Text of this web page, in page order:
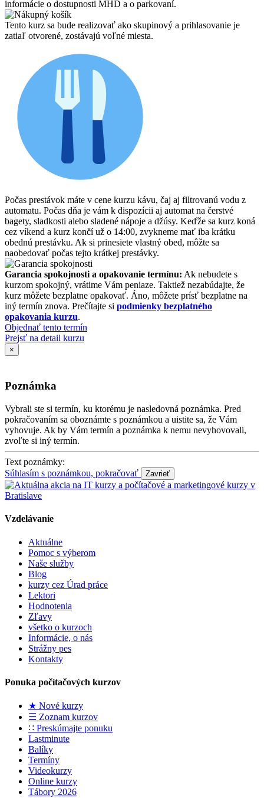
informácie o dostupnosti MHD a o parkovaní.
Tento kurz sa bude realizovať ako skupinový a prihlasovanie je
zatiaľ otvorené, zostávajú voľné miesta.
Počas prestávok máte v cene kurzu kávu, čaj aj filtrovanú vodu z
automatu. Počas dňa je vám k dispozícii aj automat na čerstvé
bagety, sladkosti alebo sladené nápoje a džúsy. Keďže sa kurz koná
cez víkend a kurz končí už o 14:00, zvykneme mať iba krátku
obednú prestávku. Ak si prinesiete vlastný obed, môžte sa
naobedovať počas tejto krátkej prestávky.
Garancia spokojnosti a opakovanie termínu: Ak nebudete s
kurzom spokojný, vrátime Vám peniaze. Taktiež nezabúdajte, že
kurz môžete bezplatne opakovať. Áno, môžete prísť bezplatne na
iný termín znova. Prečítajte si podmienky bezplatného
opakovania kurzu.
Objednať tento termín
Prejsť na detail kurzu
×
Poznámka
Vybrali ste si termín, ku ktorému je nasledovná poznámka. Pred
pokračovaním sa oboznámte s poznámkou a uistite sa, že Vám
vyhovuje. Ak by Vám termín a poznámka k nemu nevyhovovali,
zvoľte si iný termín.
Text poznámky:
Súhlasím s poznámkou, pokračovať
Vzdelávanie
Aktuálne
Pomoc s výberom
Naše služby
Blog
kurzy cez Úrad práce
Lektori
Hodnotenia
Zľavy
všetko o kurzoch
Informácie, o nás
Strážny pes
Kontakty
Ponuka počítačových kurzov
★ Nové kurzy
☰ Zoznam kurzov
∷ Preskúmajte ponuku
Lastminute
Balíky
Termíny
Videokurzy
Online kurzy
Tábory 2026